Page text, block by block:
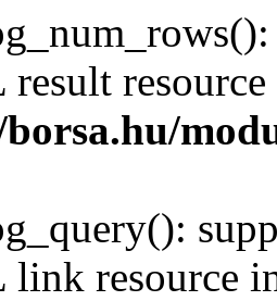
result
link resource